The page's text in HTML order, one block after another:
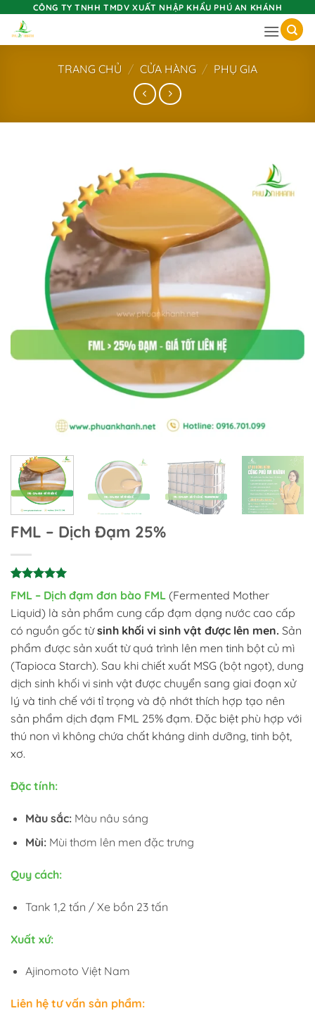
content
CÔNG TY TNHH TMDV XUẤT NHẬP KHẨU PHÚ AN KHÁNH
TRANG CHỦ / CỬA HÀNG / PHỤ GIA
FML – Dịch Đạm 25%
4.93
trên 5
dựa trên
15
đánh giá
FML – Dịch đạm đơn bào FML (Fermented Mother
Liquid) là sản phẩm cung cấp đạm dạng nước cao cấp
có nguồn gốc từsinh khối vi sinh vật được lên men. Sản
phẩm được sản xuất từ quá trình lên men tinh bột củ mì
(Tapioca Starch). Sau khi chiết xuất MSG (bột ngọt), dung
dịch sinh khối vi sinh vật được chuyển sang giai đoạn xử
lý và tinh chế với tỉ trọng và độ nhớt thích hợp tạo nên
sản phẩm dịch đạm FML 25% đạm. Đặc biệt phù hợp với
thú non vì không chứa chất kháng dinh dưỡng, tinh bột,
xơ.
Đặc tính:
Màu sắc:Màu nâu sáng
Mùi:Mùi thơm lên men đặc trưng
Quy cách:
Tank 1,2 tấn / Xe bồn 23 tấn
Xuất xứ:
Ajinomoto Việt Nam
Liên hệ tư vấn sản phẩm: